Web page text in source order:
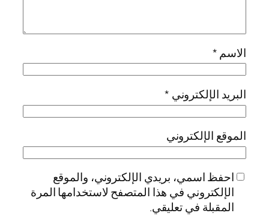
الاسم*
البريد الإلكتروني *
الموقع الإلكتروني
احفظ اسمي، بريدي الإلكتروني، والموقع
الإلكتروني في هذا المتصفح لاستخدامها المرة
المقبلة في تعليقي.